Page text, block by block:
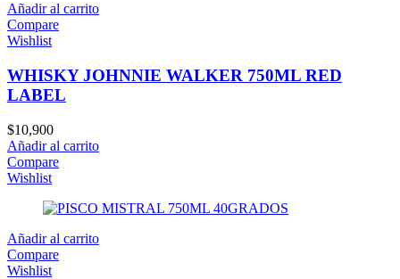
Añadir al carrito
Compare
Wishlist
WHISKY JOHNNIE WALKER 750ML RED
LABEL
$10,900
Añadir al carrito
Compare
Wishlist
Añadir al carrito
Compare
Wishlist